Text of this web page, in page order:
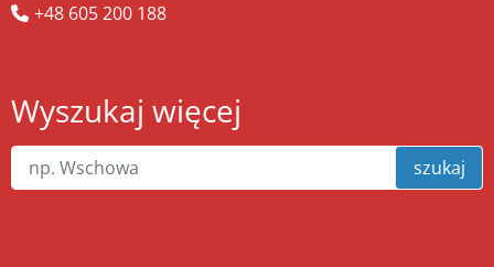
+48 605 200 188
Wyszukaj więcej
szukaj